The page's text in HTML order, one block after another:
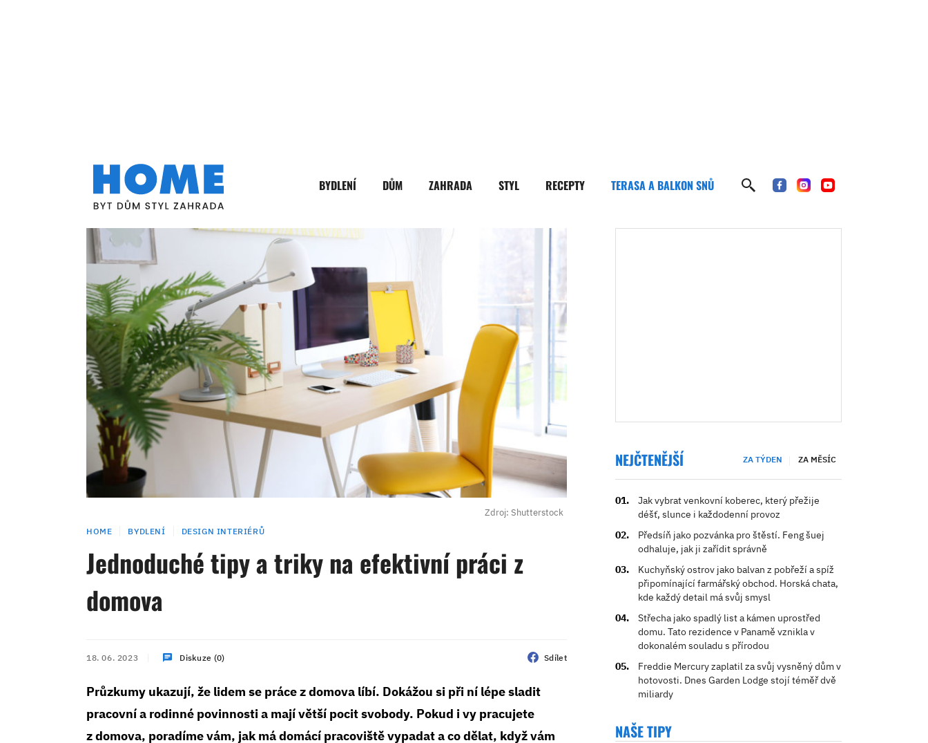
BYDLENÍ DŮM ZAHRADA STYL RECEPTY TERASA A BALKON SNŮ
Zdroj: Shutterstock
HOME BYDLENÍ DESIGN INTERIÉRŮ
Jednoduché tipy a triky na efektivní práci z
domova
18. 06. 2023 Diskuze (0) Sdílet
Průzkumy ukazují, že lidem se práce z domova líbí. Dokážou si při ní lépe sladit
pracovní a rodinné povinnosti a mají větší pocit svobody. Pokud i vy pracujete
z domova, poradíme vám, jak má domácí pracoviště vypadat a co dělat, když vám
NEJČTENĚJŠÍ ZA TÝDEN ZA MĚSÍC
Jak vybrat venkovní koberec, který přežije
déšť, slunce i každodenní provoz
Předsíň jako pozvánka pro štěstí. Feng šuej
odhaluje, jak ji zařídit správně
Kuchyňský ostrov jako balvan z pobřeží a spíž
připomínající farmářský obchod. Horská chata,
kde každý detail má svůj smysl
Střecha jako spadlý list a kámen uprostřed
domu. Tato rezidence v Panamě vznikla v
dokonalém souladu s přírodou
Freddie Mercury zaplatil za svůj vysněný dům v
hotovosti. Dnes Garden Lodge stojí téměř dvě
miliardy
NAŠE TIPY